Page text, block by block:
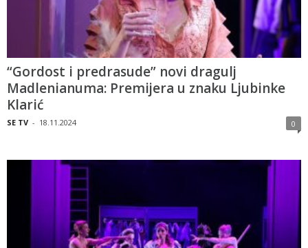
“Gordost i predrasude” novi dragulj
Madlenianuma: Premijera u znaku Ljubinke
Klarić
SE TV - 18.11.2024 0